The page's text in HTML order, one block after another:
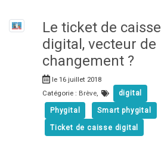
Le ticket de caisse
digital, vecteur de
changement ?
le 16 juillet 2018
Catégorie : Brève, digital
Phygital Smart phygital
Ticket de caisse digital